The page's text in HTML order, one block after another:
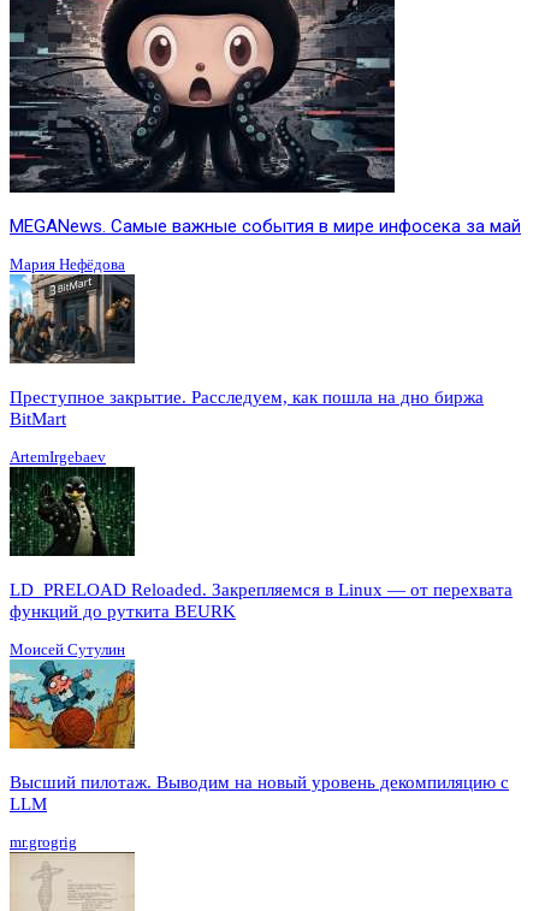
MEGANews. Cамые важные события в мире инфосека за май
Мария Нефёдова
Преступное закрытие. Расследуем, как пошла на дно биржа
BitMart
ArtemIrgebaev
LD_PRELOAD Reloaded. Закрепляемся в Linux — от перехвата
функций до руткита BEURK
Моисей Сутулин
Высший пилотаж. Выводим на новый уровень декомпиляцию с
LLM
mr.grogrig